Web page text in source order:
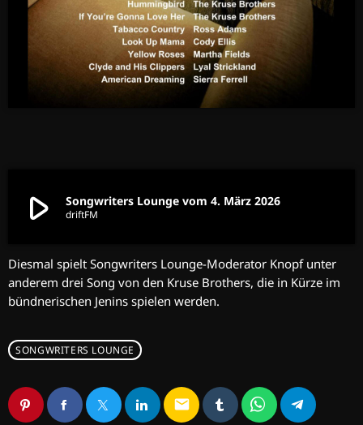
play_arrow Songwriters Lounge vom 4. März 2026
driftFM
Diesmal spielt Songwriters Lounge-Moderator Knopf unter
anderem drei Song von den Kruse Brothers, die in Kürze im
bündnerischen Jenins spielen werden.
SONGWRITERS LOUNGE
email